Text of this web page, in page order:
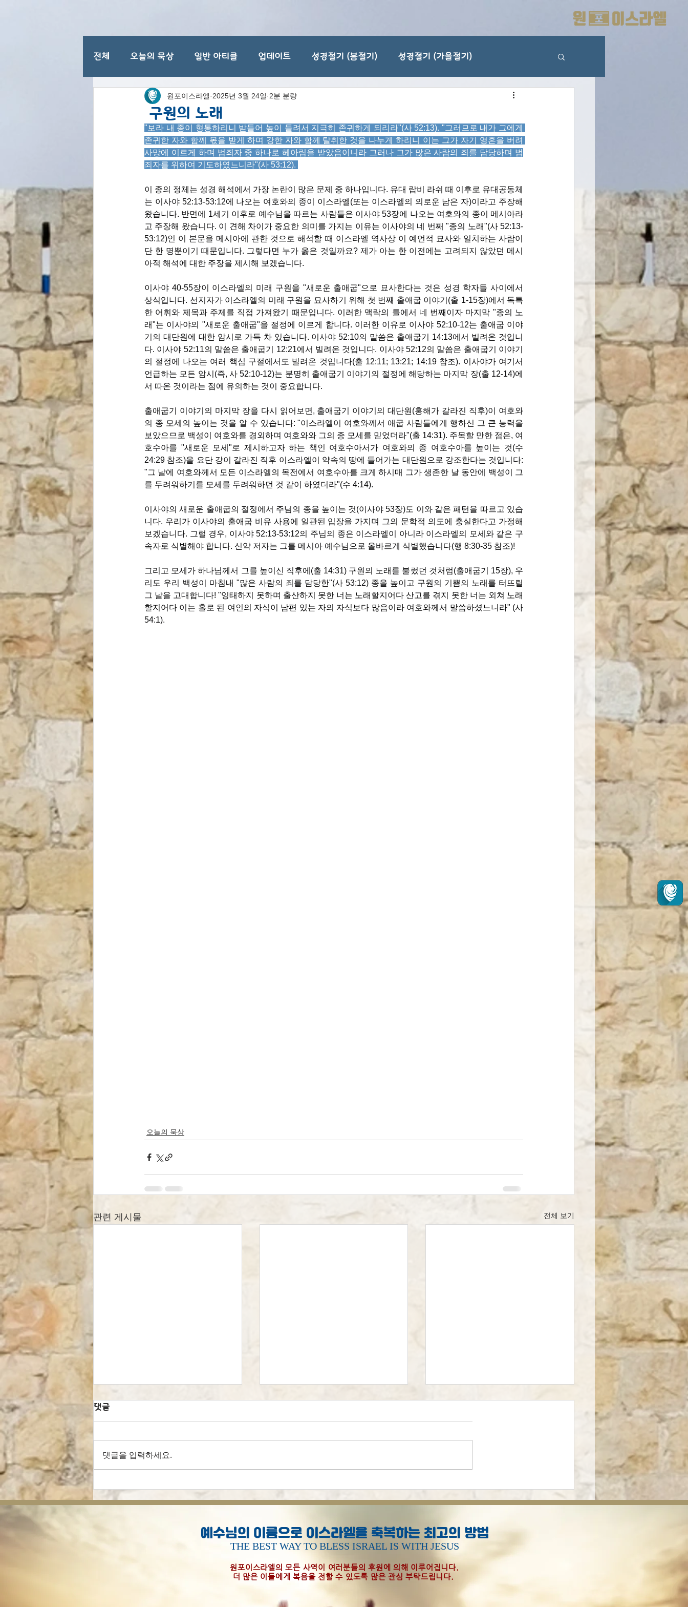
전체 오늘의 묵상 일반 아티클 업데이트 성경절기 (봄절기) 성경절기 (가을절기)
이스라엘 일반 명절
구원의 노래
원포이스라엘 2025년 3월 24일 2분 분량
"보라 내 종이 형통하리니 받들어 높이 들려서 지극히 존귀하게 되리라"(사 52:13). "그러므로 내가 그에게
존귀한 자와 함께 몫을 받게 하며 강한 자와 함께 탈취한 것을 나누게 하리니 이는 그가 자기 영혼을 버려
사망에 이르게 하며 범죄자 중 하나로 헤아림을 받았음이니라 그러나 그가 많은 사람의 죄를 담당하며 범
죄자를 위하여 기도하였느니라"(사 53:12).
이 종의 정체는 성경 해석에서 가장 논란이 많은 문제 중 하나입니다. 유대 랍비 라쉬 때 이후로 유대공동체
는 이사야 52:13-53:12에 나오는 여호와의 종이 이스라엘(또는 이스라엘의 의로운 남은 자)이라고 주장해
왔습니다. 반면에 1세기 이후로 예수님을 따르는 사람들은 이사야 53장에 나오는 여호와의 종이 메시아라
고 주장해 왔습니다. 이 견해 차이가 중요한 의미를 가지는 이유는 이사야의 네 번째 "종의 노래"(사 52:13-
53:12)인 이 본문을 메시아에 관한 것으로 해석할 때 이스라엘 역사상 이 예언적 묘사와 일치하는 사람이
단 한 명뿐이기 때문입니다. 그렇다면 누가 옳은 것일까요? 제가 아는 한 이전에는 고려되지 않았던 메시
아적 해석에 대한 주장을 제시해 보겠습니다.
이사야 40-55장이 이스라엘의 미래 구원을 "새로운 출애굽"으로 묘사한다는 것은 성경 학자들 사이에서
상식입니다. 선지자가 이스라엘의 미래 구원을 묘사하기 위해 첫 번째 출애굽 이야기(출 1-15장)에서 독특
한 어휘와 제목과 주제를 직접 가져왔기 때문입니다. 이러한 맥락의 틀에서 네 번째이자 마지막 "종의 노
래"는 이사야의 "새로운 출애굽"을 절정에 이르게 합니다. 이러한 이유로 이사야 52:10-12는 출애굽 이야
기의 대단원에 대한 암시로 가득 차 있습니다. 이사야 52:10의 말씀은 출애굽기 14:13에서 빌려온 것입니
다. 이사야 52:11의 말씀은 출애굽기 12:21에서 빌려온 것입니다. 이사야 52:12의 말씀은 출애굽기 이야기
의 절정에 나오는 여러 핵심 구절에서도 빌려온 것입니다(출 12:11; 13:21; 14:19 참조). 이사야가 여기서
언급하는 모든 암시(즉, 사 52:10-12)는 분명히 출애굽기 이야기의 절정에 해당하는 마지막 장(출 12-14)에
서 따온 것이라는 점에 유의하는 것이 중요합니다.
출애굽기 이야기의 마지막 장을 다시 읽어보면, 출애굽기 이야기의 대단원(홍해가 갈라진 직후)이 여호와
의 종 모세의 높이는 것을 알 수 있습니다: "이스라엘이 여호와께서 애굽 사람들에게 행하신 그 큰 능력을
보았으므로 백성이 여호와를 경외하며 여호와와 그의 종 모세를 믿었더라"(출 14:31). 주목할 만한 점은, 여
호수아를 "새로운 모세"로 제시하고자 하는 책인 여호수아서가 여호와의 종 여호수아를 높이는 것(수
24:29 참조)을 요단 강이 갈라진 직후 이스라엘이 약속의 땅에 들어가는 대단원으로 강조한다는 것입니다:
"그 날에 여호와께서 모든 이스라엘의 목전에서 여호수아를 크게 하시매 그가 생존한 날 동안에 백성이 그
를 두려워하기를 모세를 두려워하던 것 같이 하였더라"(수 4:14).
이사야의 새로운 출애굽의 절정에서 주님의 종을 높이는 것(이사야 53장)도 이와 같은 패턴을 따르고 있습
니다. 우리가 이사야의 출애굽 비유 사용에 일관된 입장을 가지며 그의 문학적 의도에 충실한다고 가정해
보겠습니다. 그럴 경우, 이사야 52:13-53:12의 주님의 종은 이스라엘이 아니라 이스라엘의 모세와 같은 구
속자로 식별해야 합니다. 신약 저자는 그를 메시아 예수님으로 올바르게 식별했습니다(행 8:30-35 참조)!
그리고 모세가 하나님께서 그를 높이신 직후에(출 14:31) 구원의 노래를 불렀던 것처럼(출애굽기 15장), 우
리도 우리 백성이 마침내 "많은 사람의 죄를 담당한"(사 53:12) 종을 높이고 구원의 기쁨의 노래를 터뜨릴
그 날을 고대합니다! "잉태하지 못하며 출산하지 못한 너는 노래할지어다 산고를 겪지 못한 너는 외쳐 노래
할지어다 이는 홀로 된 여인의 자식이 남편 있는 자의 자식보다 많음이라 여호와께서 말씀하셨느니라" (사
54:1).
오늘의 묵상
관련 게시물 전체 보기
[오늘의 묵상] 선행으로 구원
받으셨나요?
[오늘의 묵상] 하나님은 걱정
하지 않으십니다
댓글
댓글을 입력하세요.
예수님의 이름으로 이스라엘을 축복하는 최고의 방법
THE BEST WAY TO BLESS ISRAEL IS WITH JESUS
원포이스라엘의 모든 사역이 여러분들의 후원에 의해 이루어집니다.
더 많은 이들에게 복음을 전할 수 있도록 많은 관심 부탁드립니다.